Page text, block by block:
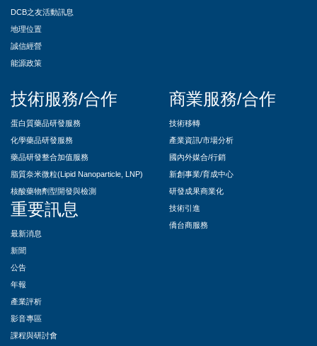
DCB之友活動訊息
地理位置
誠信經營
能源政策
技術服務/合作
蛋白質藥品研發服務
化學藥品研發服務
藥品研發整合加值服務
脂質奈米微粒(Lipid Nanoparticle, LNP)
核酸藥物劑型開發與檢測
重要訊息
最新消息
新聞
公告
年報
產業評析
影音專區
課程與研討會
商業服務/合作
技術移轉
產業資訊/市場分析
國內外媒合/行銷
新創事業/育成中心
研發成果商業化
技術引進
僑台商服務